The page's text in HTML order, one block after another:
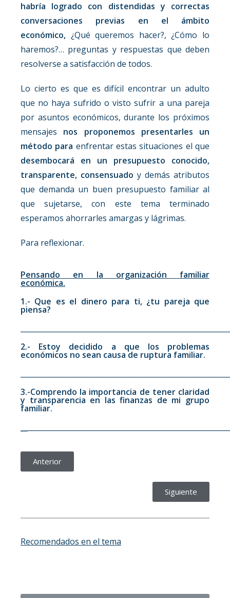
habría logrado con distendidas y correctas
conversaciones previas en el ámbito
económico, ¿Qué queremos hacer?, ¿Cómo lo
haremos?… preguntas y respuestas que deben
resolverse a satisfacción de todos.
Lo cierto es que es difícil encontrar un adulto
que no haya sufrido o visto sufrir a una pareja
por asuntos económicos, durante los próximos
mensajes nos proponemos presentarles un
método para enfrentar estas situaciones el que
desembocará en un presupuesto conocido,
transparente, consensuado y demás atributos
que demanda un buen presupuesto familiar al
que sujetarse, con este tema terminado
esperamos ahorrarles amargas y lágrimas.
Para reflexionar.
Pensando en la organización familiar
económica.
1.- Que es el dinero para ti, ¿tu pareja que
piensa?
2.- Estoy decidido a que los problemas
económicos no sean causa de ruptura familiar.
3.-Comprendo la importancia de tener claridad
y transparencia en las finanzas de mi grupo
familiar.
Anterior
Siguiente
Recomendados en el tema